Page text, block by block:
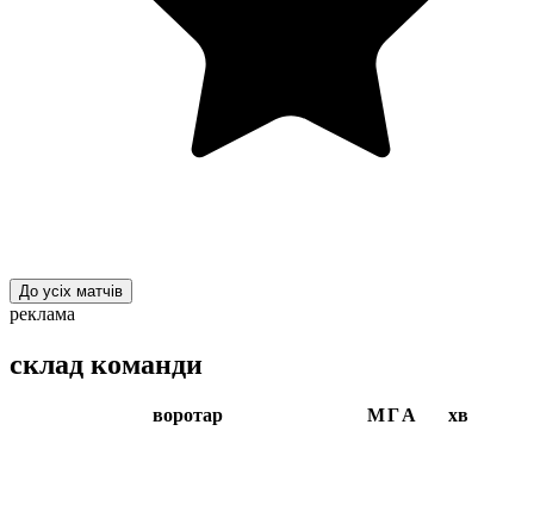
До усіх матчів
реклама
склад команди
воротар МГА хв